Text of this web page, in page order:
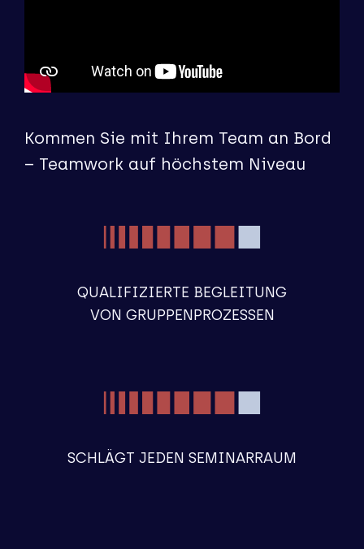
Kommen Sie mit Ihrem Team an Bord
– Teamwork auf höchstem Niveau
QUALIFIZIERTE BEGLEITUNG
VON GRUPPENPROZESSEN
SCHLÄGT JEDEN SEMINARRAUM